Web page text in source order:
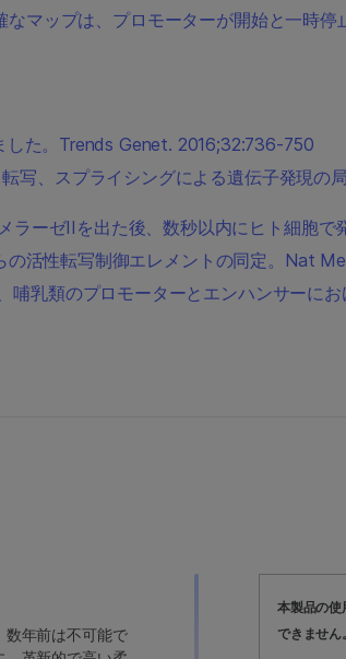
マップは、プロモーターが開始と一時停
した。Trends Genet. 2016;32:736-750
写、スプライシングによる遺伝子発現
ーゼIIを出た後、数秒以内にヒト細胞
活性転写制御エレメントの同定。Nat
乳類のプロモーターとエンハンサーに
本製品の使
できません。
数年前は不可能で